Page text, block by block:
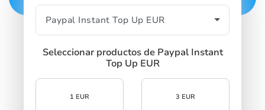
Seleccionar productos de Paypal Instant
Top Up EUR
1 EUR 3 EUR